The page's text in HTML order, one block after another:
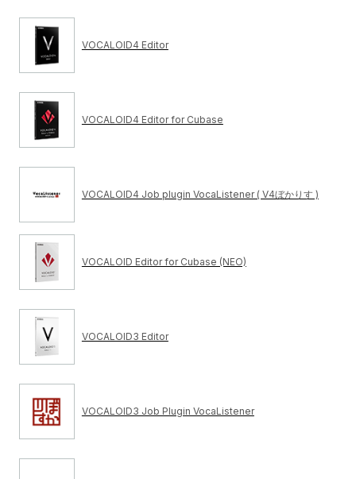
VOCALOID4 Editor
VOCALOID4 Editor for Cubase
VOCALOID4 Job plugin VocaListener ( V4ぼかりす )
VOCALOID Editor for Cubase (NEO)
VOCALOID3 Editor
VOCALOID3 Job Plugin VocaListener